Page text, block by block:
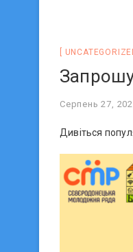
Серпень 27,
Дивіться